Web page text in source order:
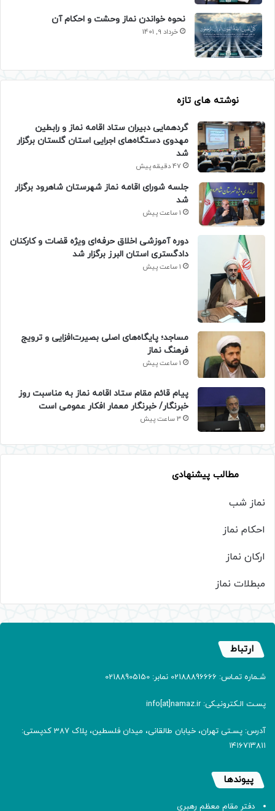
نحوه خواندن نماز وحشت و احکام آن
خرداد 9, 1401
نوشته های تازه
گردهمایی دبیران ستاد اقامه نماز و رابطین
مهدوی دستگاه‌های اجرایی استان گلستان برگزار
شد
47 دقیقه پیش
جلسه شورای اقامه نماز شهرستان شاهرود برگزار
شد
1 ساعت پیش
دوره آموزشی اخلاق حرفه‌ای ویژه قضات و کارکنان
دادگستری استان البرز برگزار شد
1 ساعت پیش
​مساجد؛ پایگاه‌های اصلی بصیرت‌افزایی و ترویج
فرهنگ نماز
1 ساعت پیش
پیام قائم مقام ستاد اقامه نماز به مناسبت روز
خبرنگار/ خبرنگار معمار افکار عمومی است
3 ساعت پیش
مطالب پیشنهادی
نماز شب
احکام نماز
ارکان نماز
مبطلات نماز
ارتباط
شـماره تمـاس: 02188896666 نمابر: 02188905150
پسـت الـکترونیـکی: info[at]namaz.ir
آدرس: پسـتی تهران، خیابان طالقانی، میدان فلسطین، پلاک 387 کدپستی:
۱۴۱۶۷۱۳۸۱۱
پیوندها
دفتر مقام معظم رهبری